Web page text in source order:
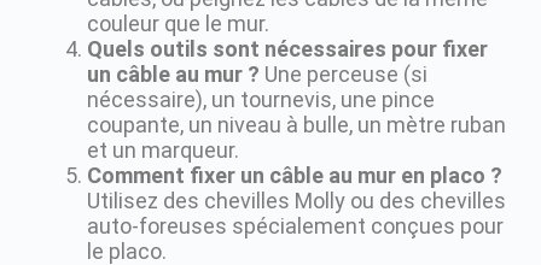
couleur que le mur.
Quels outils sont nécessaires pour fixer
un câble au mur ? Une perceuse (si
nécessaire), un tournevis, une pince
coupante, un niveau à bulle, un mètre ruban
et un marqueur.
Comment fixer un câble au mur en placo ?
Utilisez des chevilles Molly ou des chevilles
auto-foreuses spécialement conçues pour
le placo.